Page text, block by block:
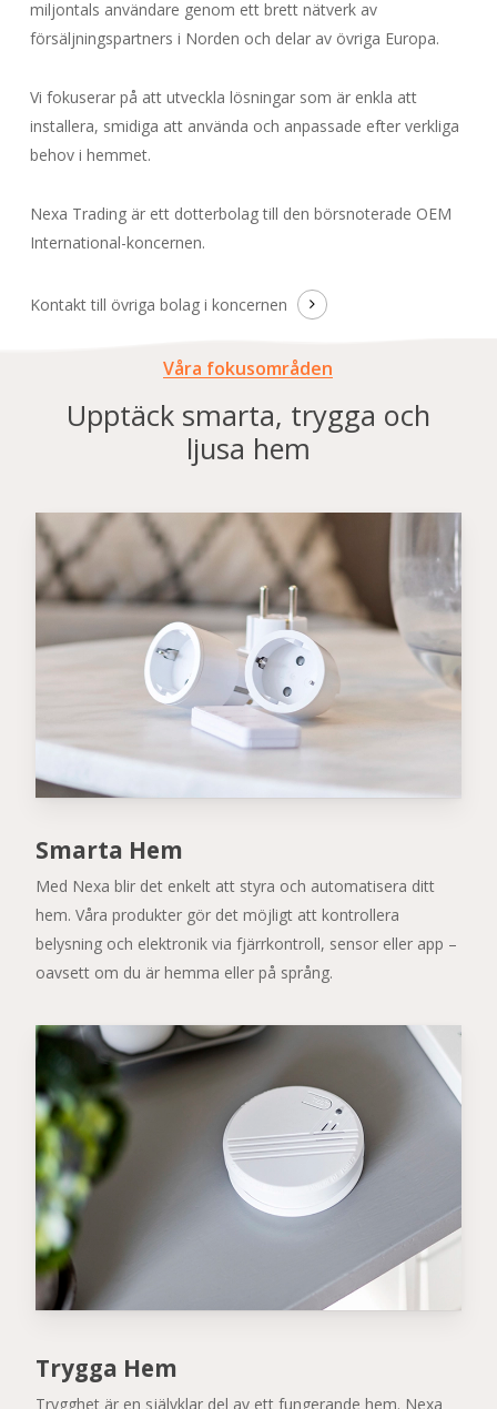
miljontals användare genom ett brett nätverk av
försäljningspartners i Norden och delar av övriga Europa.
Vi fokuserar på att utveckla lösningar som är enkla att
installera, smidiga att använda och anpassade efter verkliga
behov i hemmet.
Nexa Trading är ett dotterbolag till den börsnoterade OEM
International-koncernen.
Kontakt till övriga bolag i koncernen
Våra fokusområden
Upptäck smarta, trygga och
ljusa hem
Smarta Hem
Med Nexa blir det enkelt att styra och automatisera ditt
hem. Våra produkter gör det möjligt att kontrollera
belysning och elektronik via fjärrkontroll, sensor eller app –
oavsett om du är hemma eller på språng.
Trygga Hem
Trygghet är en självklar del av ett fungerande hem. Nexa